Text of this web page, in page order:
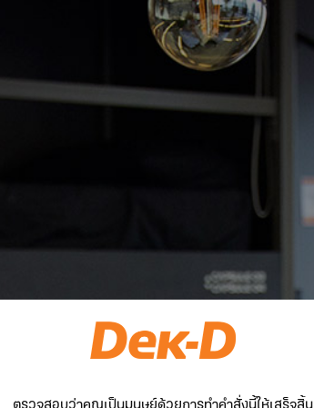
ตรวจสอบว่าคุณเป็นมนุษย์ด้วยการทำคำสั่งนี้ให้เสร็จสิ้น